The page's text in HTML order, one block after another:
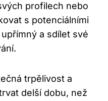
profilech nebo
s potenciálními
a sdílet své
trpělivost a
delší dobu, než